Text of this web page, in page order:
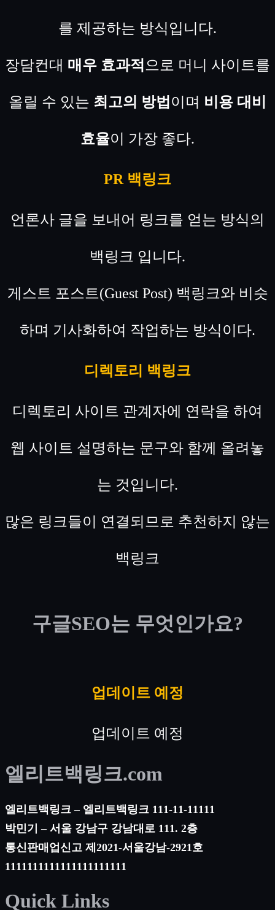
를 제공하는 방식입니다.
장담컨대 매우 효과적 으로 머니 사이트를
올릴 수 있는 최고의 방법 이며 비용 대비
효율이 가장 좋다.
PR 백링크
언론사 글을 보내어 링크를 얻는 방식의
백링크 입니다.
게스트 포스트(Guest Post) 백링크와 비슷
하며 기사화하여 작업하는 방식이다.
디렉토리 백링크
디렉토리 사이트 관계자에 연락을 하여
웹 사이트 설명하는 문구와 함께 올려놓
는 것입니다.
많은 링크들이 연결되므로 추천하지 않는
백링크
구글SEO는 무엇인가요?
업데이트 예정
업데이트 예정
엘리트백링크.com
엘리트백링크 – 엘리트백링크 111-11-11111
박민기 – 서울 강남구 강남대로 111. 2층
통신판매업신고 제2021-서울강남-2921호
1111111111111111111111
Quick Links